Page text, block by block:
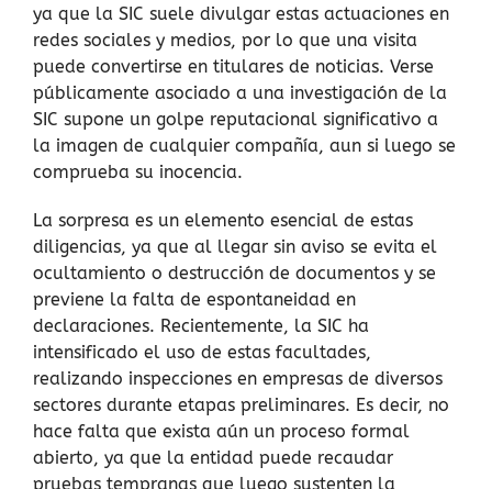
ya que la SIC suele divulgar estas actuaciones en
redes sociales y medios​, por lo que una visita
puede convertirse en titulares de noticias. Verse
públicamente asociado a una investigación de la
SIC supone un golpe reputacional significativo a
la imagen de cualquier compañía, aun si luego se
comprueba su inocencia.
La sorpresa es un elemento esencial de estas
diligencias​, ya que al llegar sin aviso se evita el
ocultamiento o destrucción de documentos y se
previene la falta de espontaneidad en
declaraciones. Recientemente, la SIC ha
intensificado el uso de estas facultades,
realizando inspecciones en empresas de diversos
sectores durante etapas preliminares. Es decir, no
hace falta que exista aún un proceso formal
abierto, ya que la entidad puede recaudar
pruebas tempranas que luego sustenten la